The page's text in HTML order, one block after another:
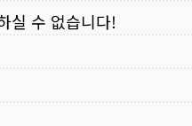
실 수 없습니다!